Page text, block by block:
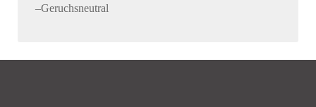
–Geruchsneutral